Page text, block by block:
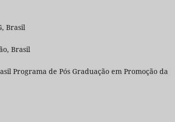
Brasil
Brasil
Programa de Pós Graduação em Promoção da